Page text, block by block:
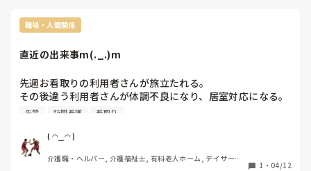
家族様からは感謝の言葉をいただきました。
今回学ばせていただいたことは必ず次に活かしたいと思いま
す。
職場・人間関係
直近の出来事m(._.)m
先週お看取りの利用者さんが旅立たれる。
その後違う利用者さんが体調不良になり、居室対応になる。
やりたくない事を平気で人に押し付ける正社員の皆さん
押し付けられた事を更に夜勤にやらせようとする日勤や遅番
ᕦ(ò_óˇ)ᕤ
シーツ交換後のシーツ類を洗濯しないで洗濯機に放置
失禁 訪問看護 看取り
( ◠‿◠ )
介護職・ヘルパー, 介護福祉士, 有料老人ホーム, デイサービ
1 ・ 04/12